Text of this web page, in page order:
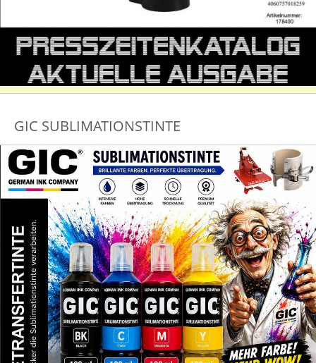
GIC SUBLIMATIONSTINTE